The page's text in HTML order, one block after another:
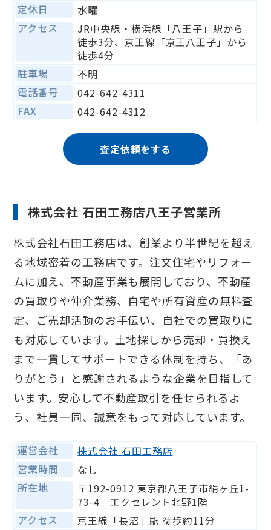
定休日
水曜
アクセス
JR中央線・横浜線「八王子」駅から
徒歩3分、京王線「京王八王子」から
徒歩4分
駐車場
不明
電話番号
042-642-4311
FAX
042-642-4312
査定依頼をする
株式会社 石田工務店八王子営業所
株式会社石田工務店は、創業より半世紀を超え
る地域密着の工務店です。注文住宅やリフォー
ムに加え、不動産事業も展開しており、不動産
の買取りや仲介業務、自宅や所有資産の無料査
定、ご売却活動のお手伝い、自社での買取りに
も対応しています。土地探しから売却・買換え
まで一貫してサポートできる体制を持ち、「あ
りがとう」と感謝されるような企業を目指して
います。安心して不動産取引を任せられるよ
う、社員一同、誠意をもって対応しています。
運営会社
株式会社 石田工務店
営業時間
なし
所在地
〒192-0912 東京都八王子市絹ヶ丘1-
73-4 エクセレント北野1階
アクセス
京王線「長沼」駅 徒歩約11分